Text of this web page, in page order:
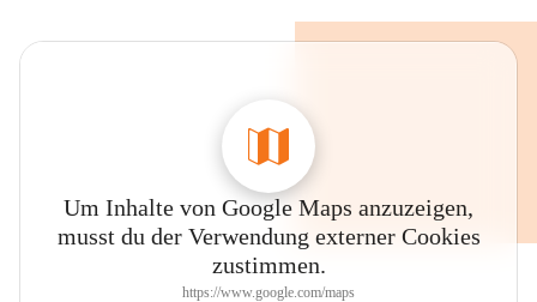
Um Inhalte von Google Maps anzuzeigen,
musst du der Verwendung externer Cookies
zustimmen.
https://www.google.com/maps